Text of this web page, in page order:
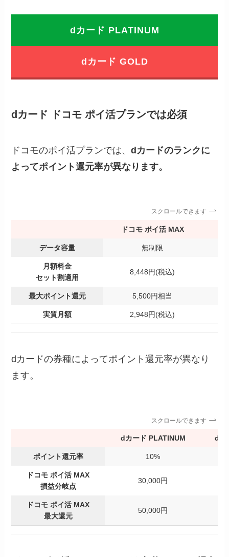
dカード PLATINUM
dカード GOLD
dカード ドコモ ポイ活プランでは必須
ドコモのポイ活プランでは、dカードのランクに
よってポイント還元率が異なります。
スクロールできます
ドコモ ポイ活 MAX
データ容量 無制限
月額料金
セット割適用
8,448円(税込)
最大ポイント還元 5,500円相当
実質月額 2,948円(税込)
dカードの券種によってポイント還元率が異なり
ます。
スクロールできます
dカード PLATINUM dカ
ポイント還元率 10%
ドコモ ポイ活 MAX
損益分岐点
30,000円
ドコモ ポイ活 MAX
最大還元
50,000円